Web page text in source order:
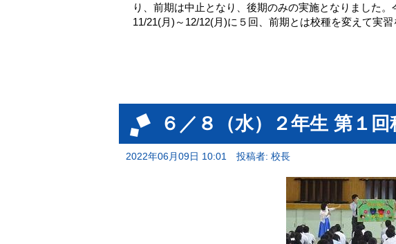
り、前期は中止となり、後期のみの実施となりました
11/21(月)～12/12(月)に５回、前期とは校種を変えて実習
６／８（水）２年生 第１
2022年06月09日 10:01 投稿者: 校長